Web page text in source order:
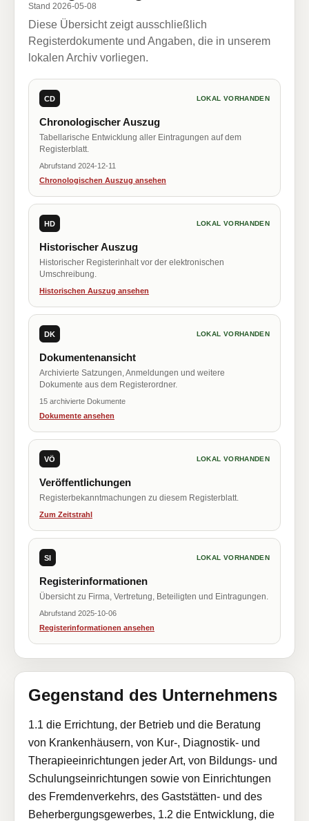
Stand 2026-05-08
Diese Übersicht zeigt ausschließlich
Registerdokumente und Angaben, die in unserem
lokalen Archiv vorliegen.
CD LOKAL VORHANDEN
Chronologischer Auszug
Tabellarische Entwicklung aller Eintragungen auf dem
Registerblatt.
Abrufstand 2024-12-11
Chronologischen Auszug ansehen
HD LOKAL VORHANDEN
Historischer Auszug
Historischer Registerinhalt vor der elektronischen
Umschreibung.
Historischen Auszug ansehen
DK LOKAL VORHANDEN
Dokumentenansicht
Archivierte Satzungen, Anmeldungen und weitere
Dokumente aus dem Registerordner.
15 archivierte Dokumente
Dokumente ansehen
VÖ LOKAL VORHANDEN
Veröffentlichungen
Registerbekanntmachungen zu diesem Registerblatt.
Zum Zeitstrahl
SI LOKAL VORHANDEN
Registerinformationen
Übersicht zu Firma, Vertretung, Beteiligten und Eintragungen.
Abrufstand 2025-10-06
Registerinformationen ansehen
Gegenstand des Unternehmens
1.1 die Errichtung, der Betrieb und die Beratung
von Krankenhäusern, von Kur-, Diagnostik- und
Therapieeinrichtungen jeder Art, von Bildungs- und
Schulungseinrichtungen sowie von Einrichtungen
des Fremdenverkehrs, des Gaststätten- und des
Beherbergungsgewerbes, 1.2 die Entwicklung, die